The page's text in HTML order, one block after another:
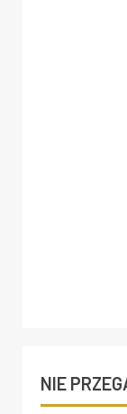
NIE